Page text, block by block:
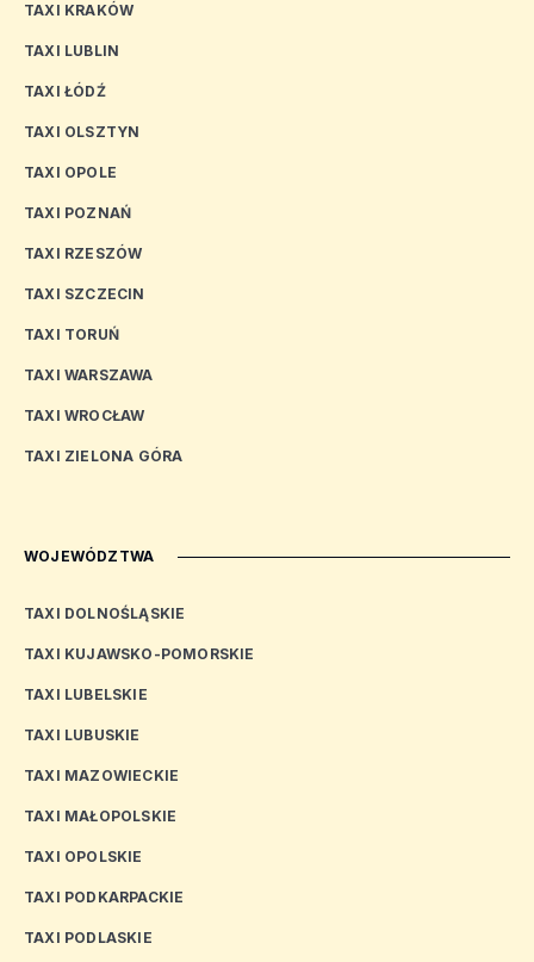
TAXI KRAKÓW
TAXI LUBLIN
TAXI ŁÓDŹ
TAXI OLSZTYN
TAXI OPOLE
TAXI POZNAŃ
TAXI RZESZÓW
TAXI SZCZECIN
TAXI TORUŃ
TAXI WARSZAWA
TAXI WROCŁAW
TAXI ZIELONA GÓRA
WOJEWÓDZTWA
TAXI DOLNOŚLĄSKIE
TAXI KUJAWSKO-POMORSKIE
TAXI LUBELSKIE
TAXI LUBUSKIE
TAXI MAZOWIECKIE
TAXI MAŁOPOLSKIE
TAXI OPOLSKIE
TAXI PODKARPACKIE
TAXI PODLASKIE